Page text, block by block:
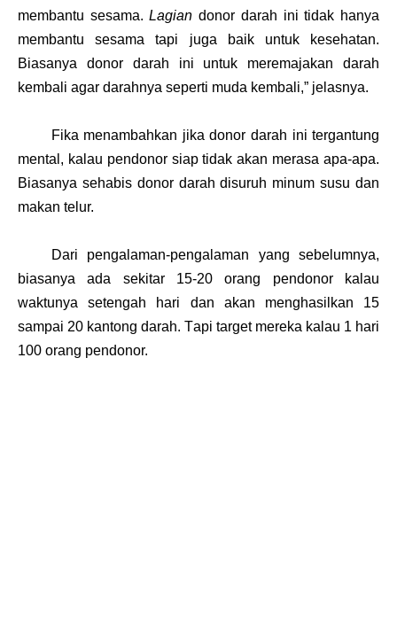
membantu sesama.Lagian donor darah ini tidak hanya
membantu
sesamatapi juga baik untuk kesehatan.
Biasanya donor darah ini untuk meremajakan
darah
kembali agar darahnya seperti muda kembali,” jelasnya.
Fika menambahkan jika donor darah ini tergantung
mental, kalau pendonor siap tidak akan merasa apa-apa.
Biasanya sehabis donor darah disuruh minum susu dan
makan tel ur.
Dari pengalaman-pengalaman yang sebelumnya,
biasanya
ada sekitar 15-20 orang pendonor
kalau
waktunya
setengah hari dan akan
menghasilkan 15
sampai 20 kantong darah. Tapi target mereka kalau 1 hari
100 orang pendonor.